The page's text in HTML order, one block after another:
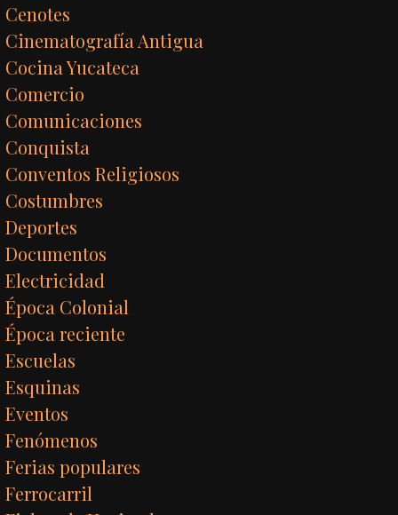
Cenotes
Cinematografía Antigua
Cocina Yucateca
Comercio
Comunicaciones
Conquista
Conventos Religiosos
Costumbres
Deportes
Documentos
Electricidad
Época Colonial
Época reciente
Escuelas
Esquinas
Eventos
Fenómenos
Ferias populares
Ferrocarril